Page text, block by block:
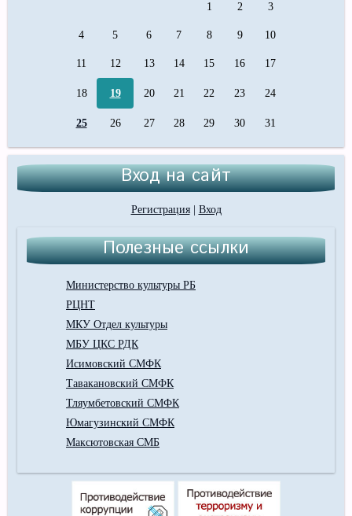
1 2 3
4 5 6 7 8 9 10
11 12 13 14 15 16 17
18 19 20 21 22 23 24
25 26 27 28 29 30 31
Вход на сайт
Регистрация| Вход
Полезные ссылки
Министерство культуры РБ
РЦНТ
МКУ Отдел культуры
МБУ ЦКС РДК
Исимовский СМФК
Тавакановский СМФК
Тляумбетовский СМФК
Юмагузинский СМФК
Максютовская СМБ